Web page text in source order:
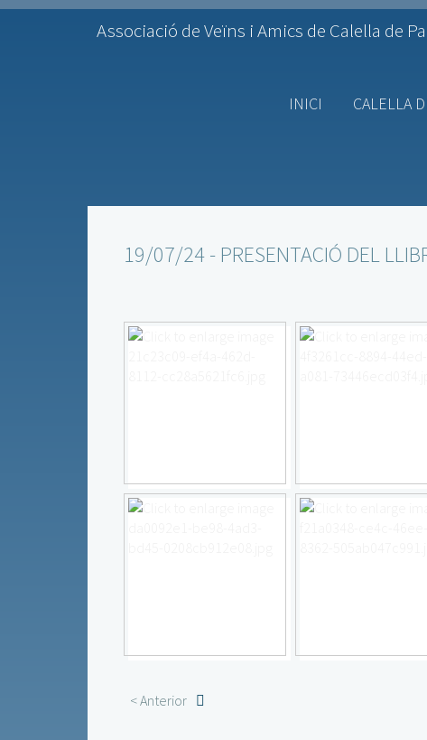
Associació de Veïns i Amics de Calella de
INICI CALELLA
19/07/24 - PRESENTACIÓ DEL
< Anterior